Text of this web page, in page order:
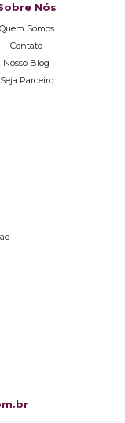
Nós
Quem Somos
Contato
Nosso Blog
Seja Parceiro